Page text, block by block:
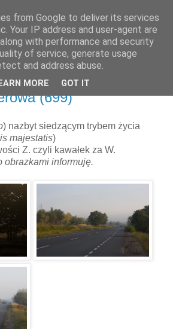
2011
(699)
) nazbyt siedzącym trybem życia
majestatis)
Z. czyli kawałek za W.
obrazkami informuję.
from Google to deliver its services
Your IP address and user-agent are
with performance and security
of service, generate usage
and address abuse.
MORE GOT IT